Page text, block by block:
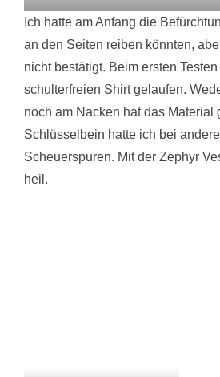
Ich hatte am Anfang die
an den Seiten reiben könnten,
nicht bestätigt. Beim ersten
schulterfreien Shirt gelaufen.
noch am Nacken hat das Material
Schlüsselbein hatte ich bei
Scheuerspuren. Mit der Zephyr
heil.